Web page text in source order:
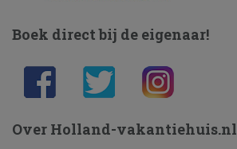
Boek direct bij de eigenaar!
Over Holland-vakantiehuis.nl